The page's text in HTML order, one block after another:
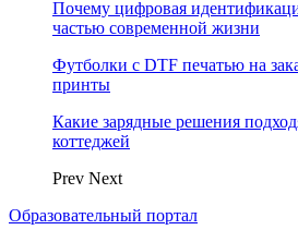
Почему цифровая
частью современной жизни
Футболки с DTF печатью на
принты
Какие зарядные решения
коттеджей
Prev Next
Образовательный портал